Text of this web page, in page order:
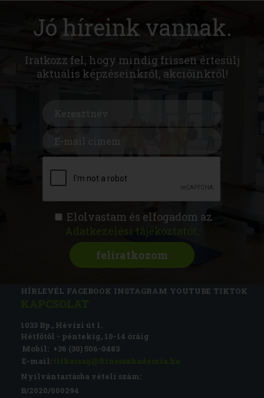
Jó híreink vannak.
Iratkozz fel, hogy mindig frissen értesülj
aktuális képzéseinkről, akcióinkról!
Elolvastam és elfogadom az
Adatkezelési tájékoztatót .
FITNESS AKADÉMIA
RÓLUNK MAGAZIN
CSATLAKOZZ
HÍRLEVÉL FACEBOOK INSTAGRAM YOUTUBE TIKTOK
1033 Bp., Hévízi út 1.
Hétfőtől - péntekig, 10-14 óráig
Mobil: +36 (30) 506-0483
E-mail:
Nyilvántartásba vételi szám:
B/2020/000294